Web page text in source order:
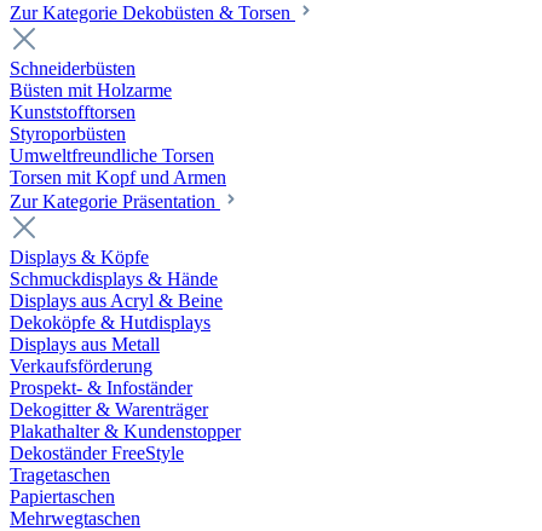
Zur Kategorie Dekobüsten & Torsen
Schneiderbüsten
Büsten mit Holzarme
Kunststofftorsen
Styroporbüsten
Umweltfreundliche Torsen
Torsen mit Kopf und Armen
Zur Kategorie Präsentation
Displays & Köpfe
Schmuckdisplays & Hände
Displays aus Acryl & Beine
Dekoköpfe & Hutdisplays
Displays aus Metall
Verkaufsförderung
Prospekt- & Infoständer
Dekogitter & Warenträger
Plakathalter & Kundenstopper
Dekoständer FreeStyle
Tragetaschen
Papiertaschen
Mehrwegtaschen